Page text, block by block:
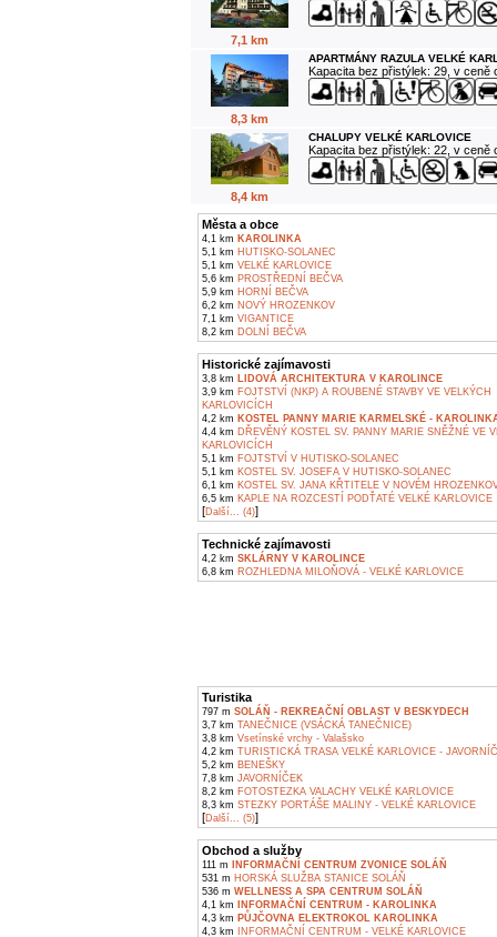
7,1 km
8,3 km
APARTMÁNY RAZULA VELKÉ
Kapacita bez přistýlek: 29, v ceně
8,4 km
CHALUPY VELKÉ KARLOVICE
Kapacita bez přistýlek: 22, v ceně
Města a obce
4,1 km KAROLINKA
5,1 km HUTISKO-SOLANEC
5,1 km VELKÉ KARLOVICE
5,6 km PROSTŘEDNÍ BEČVA
5,9 km HORNÍ BEČVA
6,2 km NOVÝ HROZENKOV
7,1 km VIGANTICE
8,2 km DOLNÍ BEČVA
Historické zajímavosti
3,8 km LIDOVÁ ARCHITEKTURA V KAROLINCE
3,9 km FOJTSTVÍ (NKP) A ROUBENÉ STAVBY VE VELKÝCH
KARLOVICÍCH
4,2 km KOSTEL PANNY MARIE KARMELSKÉ -
4,4 km DŘEVĚNÝ KOSTEL SV. PANNY MARIE SNĚŽNÉ VE
KARLOVICÍCH
5,1 km FOJTSTVÍ V HUTISKO-SOLANEC
5,1 km KOSTEL SV. JOSEFA V HUTISKO-SOLANEC
6,1 km KOSTEL SV. JANA KŘTITELE V NOVÉM
6,5 km KAPLE NA ROZCESTÍ PODŤATÉ VELKÉ KARLOVICE
[Další... (4)]
Technické zajímavosti
4,2 km SKLÁRNY V KAROLINCE
6,8 km ROZHLEDNA MILOŇOVÁ - VELKÉ KARLOVICE
Turistika
797 m SOLÁŇ - REKREAČNÍ OBLAST V BESKYDECH
3,7 km TANEČNICE (VSÁCKÁ TANEČNICE)
3,8 km Vsetínské vrchy - Valašsko
4,2 km TURISTICKÁ TRASA VELKÉ KARLOVICE -
5,2 km BENEŠKY
7,8 km JAVORNÍČEK
8,2 km FOTOSTEZKA VALACHY VELKÉ KARLOVICE
8,3 km STEZKY PORTÁŠE MALINY - VELKÉ KARLOVICE
[Další... (5)]
Obchod a služby
111 m
INFORMAČNÍ CENTRUM ZVONICE SOLÁŇ
531 m HORSKÁ SLUŽBA STANICE SOLÁŇ
536 m WELLNESS A SPA CENTRUM SOLÁŇ
4,1 km
INFORMAČNÍ CENTRUM - KAROLINKA
4,3 km PŮJČOVNA ELEKTROKOL KAROLINKA
4,3 km INFORMAČNÍ CENTRUM - VELKÉ KARLOVICE